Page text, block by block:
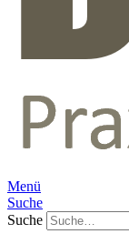
Menü
Suche
Suche